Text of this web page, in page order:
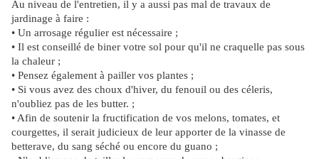
Au niveau de l'entretien, il y a aussi pas mal de travaux de
jardinage à faire :
• Un arrosage régulier est nécessaire ;
• Il est conseillé de biner votre sol pour qu'il ne craquelle pas sous
la chaleur ;
• Pensez également à pailler vos plantes ;
• Si vous avez des choux d'hiver, du fenouil ou des céleris,
n'oubliez pas de les butter. ;
• Afin de soutenir la fructification de vos melons, tomates, et
courgettes, il serait judicieux de leur apporter de la vinasse de
betterave, du sang séché ou encore du guano ;